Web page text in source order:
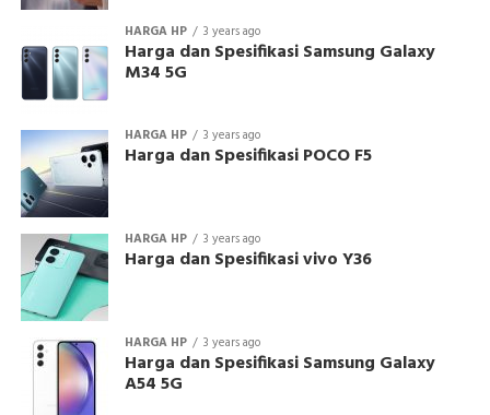
HARGA HP 3 years ago
Harga dan Spesifikasi Samsung Galaxy
M34 5G
HARGA HP 3 years ago
Harga dan Spesifikasi POCO F5
HARGA HP 3 years ago
Harga dan Spesifikasi vivo Y36
HARGA HP 3 years ago
Harga dan Spesifikasi Samsung Galaxy
A54 5G